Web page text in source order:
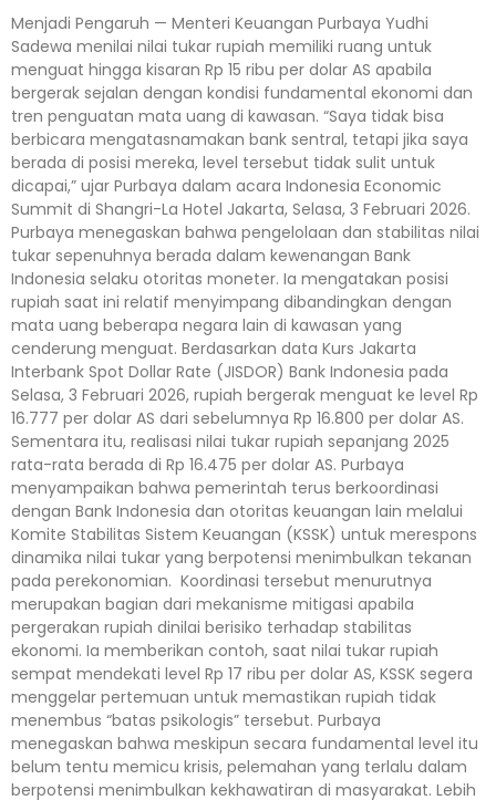
Menjadi Pengaruh — Menteri Keuangan Purbaya Yudhi
Sadewa menilai nilai tukar rupiah memiliki ruang untuk
menguat hingga kisaran Rp 15 ribu per dolar AS apabila
bergerak sejalan dengan kondisi fundamental ekonomi dan
tren penguatan mata uang di kawasan. “Saya tidak bisa
berbicara mengatasnamakan bank sentral, tetapi jika saya
berada di posisi mereka, level tersebut tidak sulit untuk
dicapai,” ujar Purbaya dalam acara Indonesia Economic
Summit di Shangri-La Hotel Jakarta, Selasa, 3 Februari 2026.
Purbaya menegaskan bahwa pengelolaan dan stabilitas nilai
tukar sepenuhnya berada dalam kewenangan Bank
Indonesia selaku otoritas moneter. Ia mengatakan posisi
rupiah saat ini relatif menyimpang dibandingkan dengan
mata uang beberapa negara lain di kawasan yang
cenderung menguat. Berdasarkan data Kurs Jakarta
Interbank Spot Dollar Rate (JISDOR) Bank Indonesia pada
Selasa, 3 Februari 2026, rupiah bergerak menguat ke level Rp
16.777 per dolar AS dari sebelumnya Rp 16.800 per dolar AS.
Sementara itu, realisasi nilai tukar rupiah sepanjang 2025
rata-rata berada di Rp 16.475 per dolar AS. Purbaya
menyampaikan bahwa pemerintah terus berkoordinasi
dengan Bank Indonesia dan otoritas keuangan lain melalui
Komite Stabilitas Sistem Keuangan (KSSK) untuk merespons
dinamika nilai tukar yang berpotensi menimbulkan tekanan
pada perekonomian. Koordinasi tersebut menurutnya
merupakan bagian dari mekanisme mitigasi apabila
pergerakan rupiah dinilai berisiko terhadap stabilitas
ekonomi. Ia memberikan contoh, saat nilai tukar rupiah
sempat mendekati level Rp 17 ribu per dolar AS, KSSK segera
menggelar pertemuan untuk memastikan rupiah tidak
menembus “batas psikologis” tersebut. Purbaya
menegaskan bahwa meskipun secara fundamental level itu
belum tentu memicu krisis, pelemahan yang terlalu dalam
berpotensi menimbulkan kekhawatiran di masyarakat. Lebih